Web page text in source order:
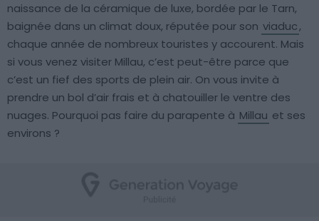
naissance de la céramique de luxe, bordée par le Tarn,
baignée dans un climat doux, réputée pour son viaduc,
chaque année de nombreux touristes y accourent. Mais
si vous venez visiter Millau, c’est peut-être parce que
c’est un fief des sports de plein air. On vous invite à
prendre un bol d’air frais et à chatouiller le ventre des
nuages. Pourquoi pas faire du parapente à Millau et ses
environs ?